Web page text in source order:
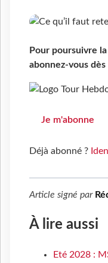
Pour poursuivre
abonnez-vous
Je m'abonne
Déjà abonné ?
Article signé par
À lire aussi
Eté 2028 :